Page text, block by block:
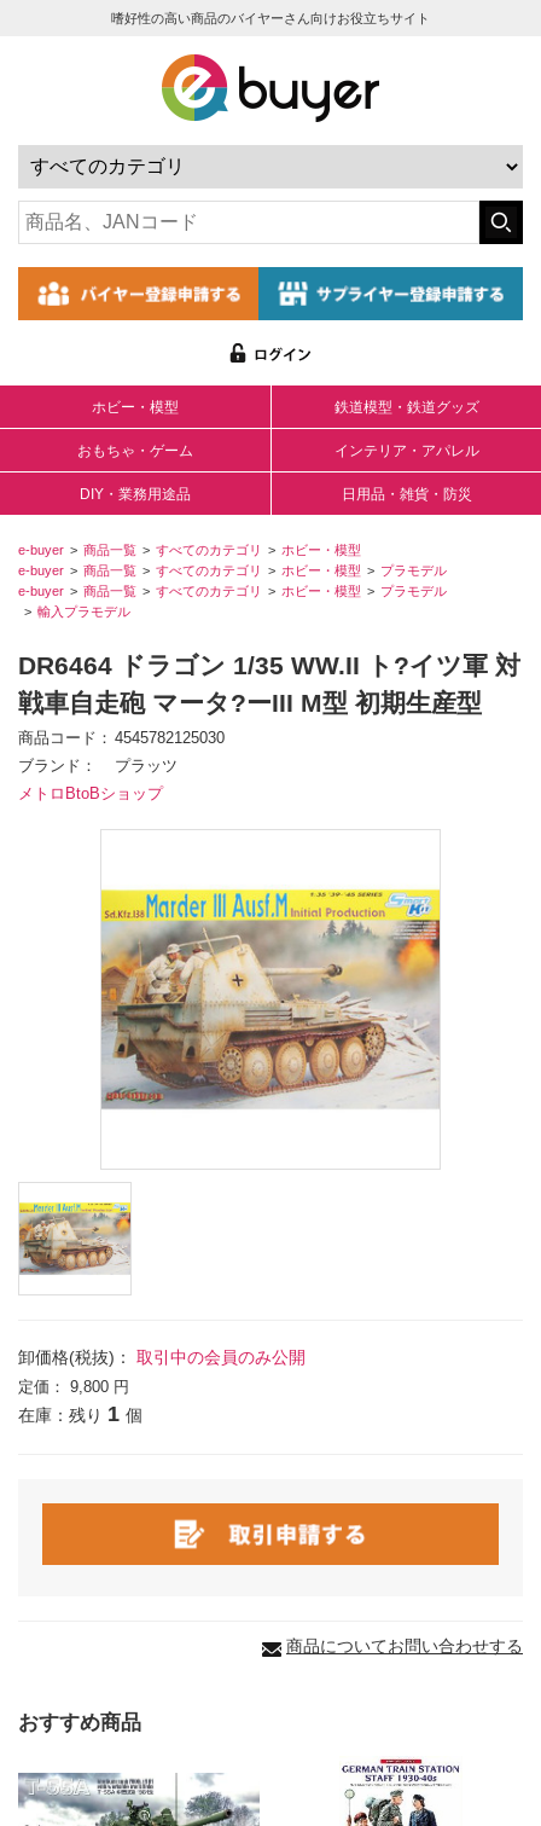
嗜好性の高い商品のバイヤーさん向けお役立ちサイト
ホビー・模型 鉄道模型・鉄道グッズ
おもちゃ・ゲーム インテリア・アパレル
DIY・業務用途品 日用品・雑貨・防災
e-buyer 商品一覧 すべてのカテゴリ
ホビー・模型
e-buyer
商品一覧 すべてのカテゴリ ホビー・模型
プラモデル
e-buyer
商品一覧 すべてのカテゴリ ホビー・模型
プラモデル
輸入プラモデル
DR6464 ドラゴン 1/35 WW.II ト?イツ軍 対
戦車自走砲 マータ?ーIII M型 初期生産型
商品コード
4545782125030
ブランド
プラッツ
メトロBtoBショップ
卸価格(税抜)： 取引中の会員のみ公開
定価： 9,800 円
在庫：残り 1 個
商品についてお問い合わせする
おすすめ商品